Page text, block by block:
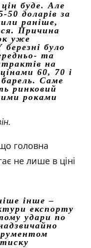
буде. Але
50 доларів за
раніше,
Причина
уже
було
та
на
60, 70 і
Саме
ринковий
роками
головна
не лише в ціні
інше –
експорту
удари по